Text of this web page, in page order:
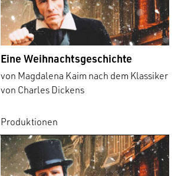
Eine Weihnachtsgeschichte
von Magdalena Kaim nach dem Klassiker
von Charles Dickens
Produktionen